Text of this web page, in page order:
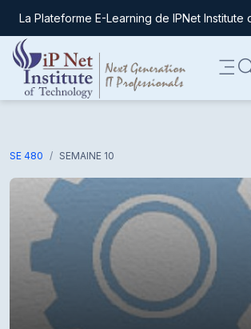
Passer au contenu principal
La Plateforme E-Learning de IPNet
SE 480 SEMAINE 10